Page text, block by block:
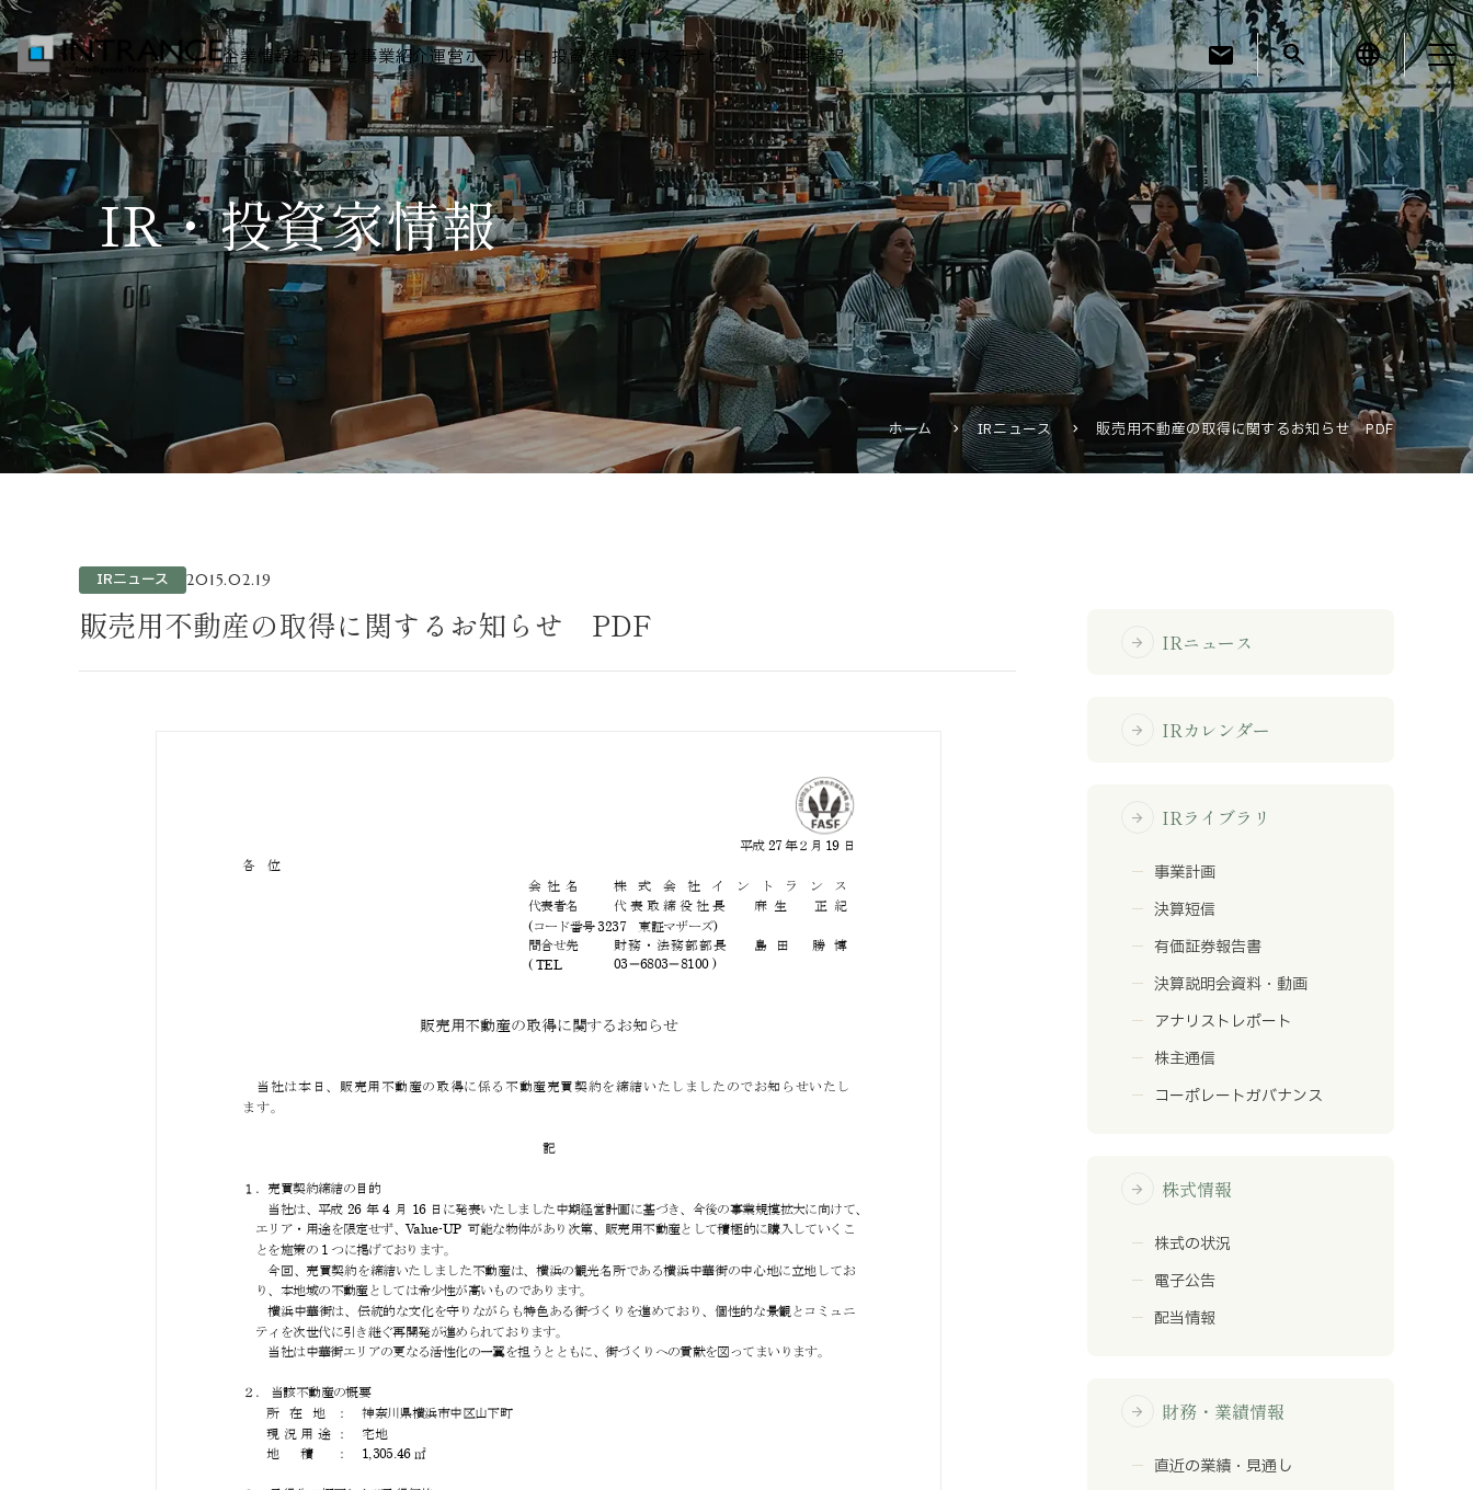
企業情報お知らせ 事業紹介運営ホテルIR・投資家情報 サステナビリティ採用情報 mail search language
トップ
企業情報
会社概要
代表者挨拶
グループ一覧
経営理念
事業紹介
インバウンド送客事業
運営ホテル
IR・投資家情報
IRニュース
IRカレンダー
IRライブラリ
株式情報
財務・業績情報
IRイベント
お知らせ
お役立ちコラム
採用情報
お問い合わせ
IR・投資家情報
ホーム IRニュース 販売用不動産の取得に関するお知らせ PDF
IRニュース 2015.02.19
販売用不動産の取得に関するお知らせ PDF arrow_forward IRニュース
arrow_forward IRカレンダー
arrow_forward IRライブラリ
事業計画
決算短信
有価証券報告書
決算説明会資料・動画
アナリストレポート
株主通信
コーポレートガバナンス
arrow_forward 株式情報
株式の状況
電子公告
配当情報
arrow_forward 財務・業績情報
直近の業績・見通し